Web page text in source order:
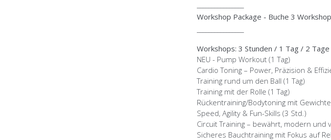
Workshop Package - Buche 3
Workshops: 3 Stunden / 1 Tag / 2 Tage
NEU - Pump Workout (1 Tag)
Cardio Toning – Power, Präzision &
Training rund um den Ball (1 Tag)
Training mit der Rolle (1 Tag)
Rückentraining/Bodytoning mit
Speed, Agility & Fun-Skills (3 Std.)
Circuit Training – bewährt, modern und
Sicheres Bauchtraining mit Fokus auf